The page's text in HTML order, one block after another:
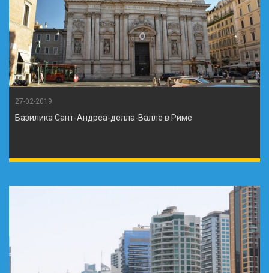
27-02-2019
Базилика Сант-Андреа-делла-Валле в Риме